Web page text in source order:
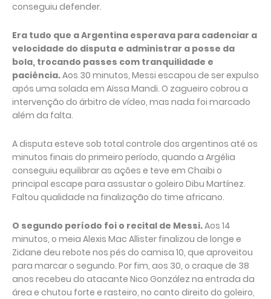
conseguiu defender.
Era tudo que a Argentina esperava para cadenciar a
velocidade do disputa e administrar a posse da
bola, trocando passes com tranquilidade e
paciência.Aos 30 minutos, Messi escapou de ser expulso
após uma solada em Aïssa Mandi. O zagueiro cobrou a
intervenção do árbitro de vídeo, mas nada foi marcado
além da falta.
A disputa esteve sob total controle dos argentinos até os
minutos finais do primeiro período, quando a Argélia
conseguiu equilibrar as ações e teve em Chaibi o
principal escape para assustar o goleiro Dibu Martínez.
Faltou qualidade na finalização do time africano.
O segundo período foi o recital de Messi.Aos 14
minutos, o meia Alexis Mac Allister finalizou de longe e
Zidane deu rebote nos pés do camisa 10, que aproveitou
para marcar o segundo. Por fim, aos 30, o craque de 38
anos recebeu do atacante Nico González na entrada da
área e chutou forte e rasteiro, no canto direito do goleiro,